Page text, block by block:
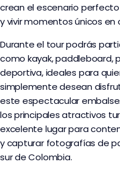
crean el escenario
y vivir momentos únicos
Durante el tour podrás
como kayak, paddleboard,
deportiva, ideales para
simplemente desean
este espectacular
los principales atractivos
excelente lugar para
y capturar fotografías de
sur de Colombia.